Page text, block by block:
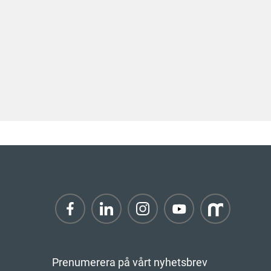
Prenumerera på vårt nyhetsbrev